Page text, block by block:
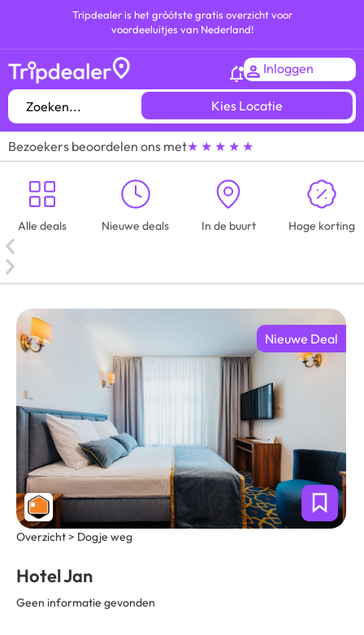
Tripdealer is het gróótste gratis overzicht voor
voordeeluitjes van Nederland!
Inloggen
Kies Locatie
Bezoekers beoordelen ons met★ ★ ★ ★ ★
Alle deals Nieuwe deals In de buurt Hoge korting
Nieuwe Deal
Overzicht > Dogje weg
Hotel Jan
Geen informatie gevonden